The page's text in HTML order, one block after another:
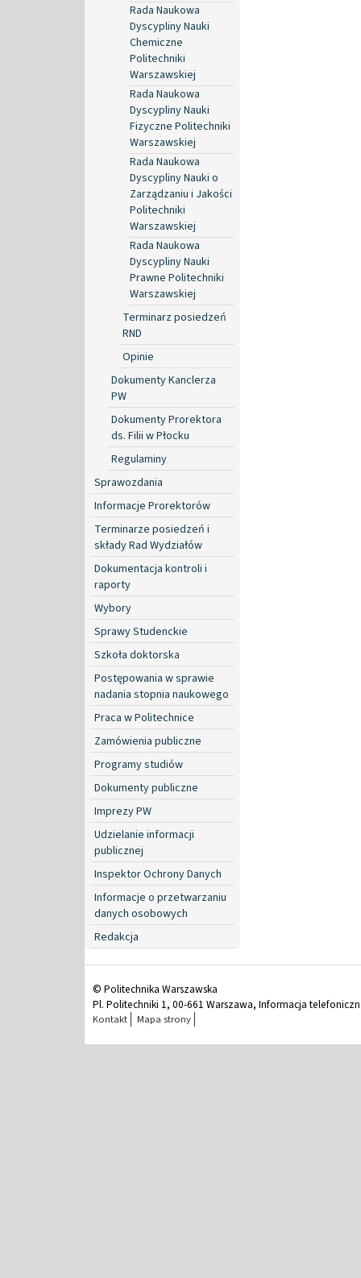
Rada Naukowa
Dyscypliny Nauki
Chemiczne
Politechniki
Warszawskiej
Rada Naukowa
Dyscypliny Nauki
Fizyczne Politechniki
Warszawskiej
Rada Naukowa
Dyscypliny Nauki o
Zarządzaniu i Jakości
Politechniki
Warszawskiej
Rada Naukowa
Dyscypliny Nauki
Prawne Politechniki
Warszawskiej
Terminarz posiedzeń
RND
Opinie
Dokumenty Kanclerza
PW
Dokumenty Prorektora
ds. Filii w Płocku
Regulaminy
Sprawozdania
Informacje Prorektorów
Terminarze posiedzeń i
składy Rad Wydziałów
Dokumentacja kontroli i
raporty
Wybory
Sprawy Studenckie
Szkoła doktorska
Postępowania w sprawie
nadania stopnia naukowego
Praca w Politechnice
Zamówienia publiczne
Programy studiów
Dokumenty publiczne
Imprezy PW
Udzielanie informacji
publicznej
Inspektor Ochrony Danych
Informacje o przetwarzaniu
danych osobowych
Redakcja
© Politechnika Warszawska
Pl. Politechniki 1, 00-661 Warszawa, Informacja
Kontakt Mapa strony